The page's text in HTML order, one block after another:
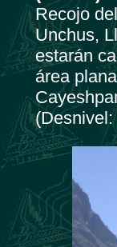
Recojo
Unchus,
estarán
área